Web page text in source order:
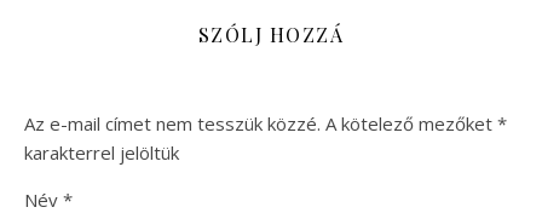
SZÓLJ HOZZÁ
Az e-mail címet nem tesszük közzé. A kötelező mezőket *
karakterrel jelöltük
Név *